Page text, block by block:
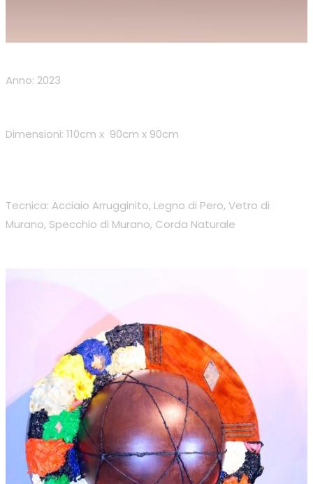
Anno: 2023
Dimensioni: 110cm x 90cm x 90cm
Tecnica: Acciaio Arrugginito, Legno di Pero, Vetro di
Murano, Specchio di Murano, Corda Naturale